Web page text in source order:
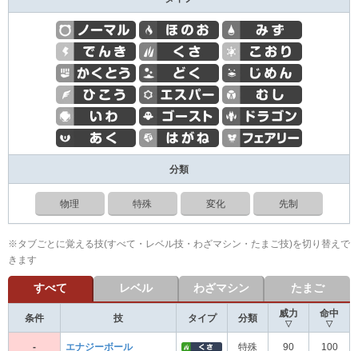
分類
物理 特殊 変化 先制
※タブごとに覚える技(すべて・レベル技・わざマシン・たまご技)を切り替えで
きます
すべて レベル わざマシン たまご
条件 技 タイプ 分類 威力
▽
命中
▽
- エナジーボール 特殊 90 100